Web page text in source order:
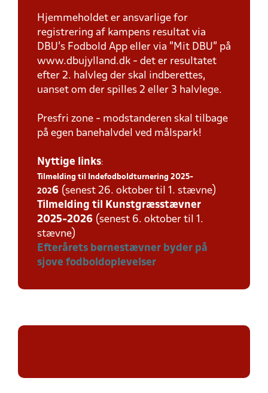
Hjemmeholdet er ansvarlige for
registrering af kampens resultat via
DBU’s Fodbold App eller via ”Mit DBU” på
www.dbujylland.dk - det er resultatet
efter 2. halvleg der skal indberettes,
uanset om der spilles 2 eller 3 halvlege.
Presfri zone - modstanderen skal tilbage
på egen banehalvdel ved målspark!
Nyttige links:
Tilmelding til Indefodboldturnering 2025-
2026 (senest 26. oktober til 1. stævne)
Tilmelding til Kunstgræsstævner
2025-2026 (senest 6. oktober til 1.
stævne)
Efterårets børnestævner byder på
sjove fodboldoplevelser